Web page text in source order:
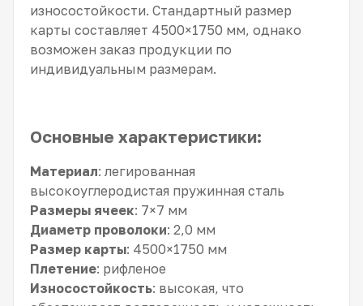
износостойкости. Стандартный размер
карты составляет 4500×1750 мм, однако
возможен заказ продукции по
индивидуальным размерам.
Основные характеристики:
Материал: легированная
высокоуглеродистая пружинная сталь
Размеры ячеек: 7×7 мм
Диаметр проволоки: 2,0 мм
Размер карты: 4500×1750 мм
Плетение: рифленое
Износостойкость: высокая, что